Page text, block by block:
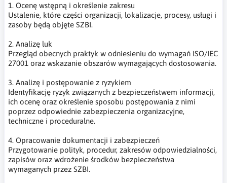
1. Ocenę wstępną i określenie zakresu
Ustalenie, które części organizacji, lokalizacje, procesy, usługi i
zasoby będą objęte SZBI.
2. Analizę luk
Przegląd obecnych praktyk w odniesieniu do wymagań ISO/IEC
27001 oraz wskazanie obszarów wymagających dostosowania.
3. Analizę i postępowanie z ryzykiem
Identyfikację ryzyk związanych z bezpieczeństwem informacji,
ich ocenę oraz określenie sposobu postępowania z nimi
poprzez odpowiednie zabezpieczenia organizacyjne,
techniczne i proceduralne.
4. Opracowanie dokumentacji i zabezpieczeń
Przygotowanie polityk, procedur, zakresów odpowiedzialności,
zapisów oraz wdrożenie środków bezpieczeństwa
wymaganych przez SZBI.